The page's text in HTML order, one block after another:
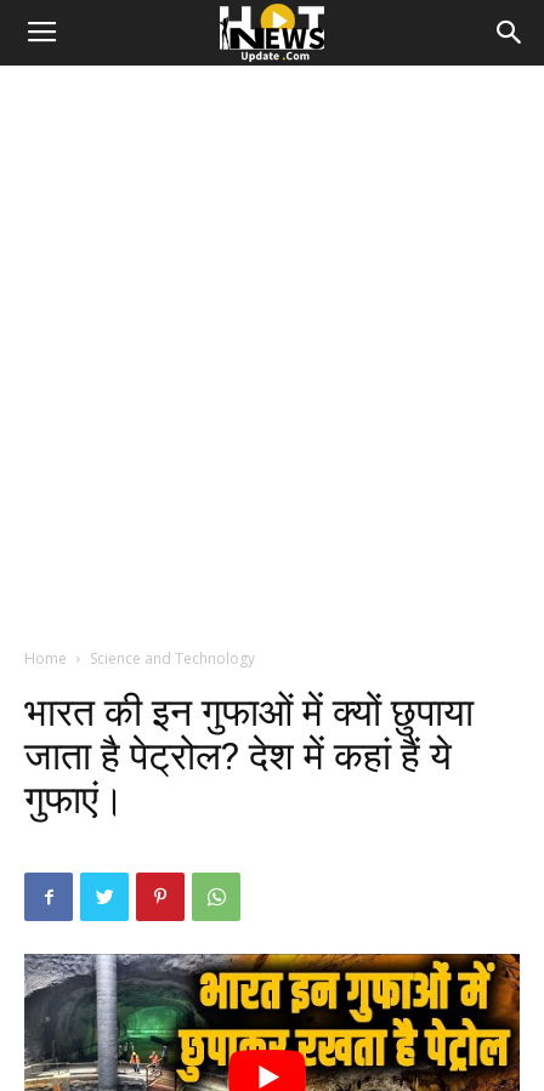
Home Science and Technology
भारत की इन गुफाओं में क्यों छुपाया
जाता है पेट्रोल? देश में कहां हैं ये
गुफाएं।